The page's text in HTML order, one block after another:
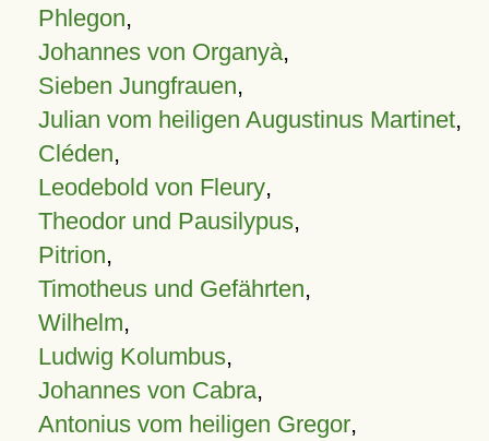
Phlegon,
Johannes von Organyà,
Sieben Jungfrauen,
Julian vom heiligen Augustinus Martinet,
Cléden,
Leodebold von Fleury,
Theodor und Pausilypus,
Pitrion,
Timotheus und Gefährten,
Wilhelm,
Ludwig Kolumbus,
Johannes von Cabra,
Antonius vom heiligen Gregor,